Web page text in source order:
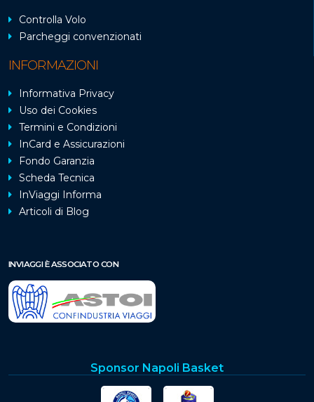
Controlla Volo
Parcheggi convenzionati
INFORMAZIONI
Informativa Privacy
Uso dei Cookies
Termini e Condizioni
InCard e Assicurazioni
Fondo Garanzia
Scheda Tecnica
InViaggi Informa
Articoli di Blog
INVIAGGI È ASSOCIATO CON
Sponsor Napoli Basket